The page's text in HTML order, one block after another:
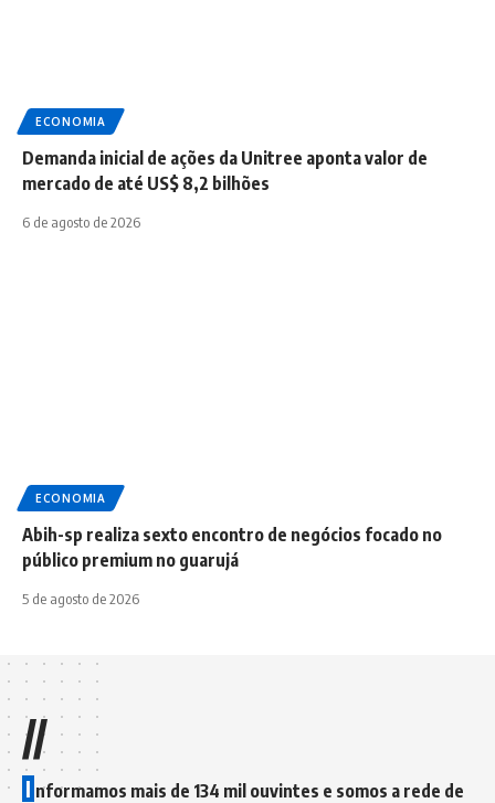
ECONOMIA
Demanda inicial de ações da Unitree aponta valor de
mercado de até US$ 8,2 bilhões
6 de agosto de 2026
ECONOMIA
Abih-sp realiza sexto encontro de negócios focado no
público premium no guarujá
5 de agosto de 2026
//
I nformamos mais de 134 mil ouvintes e somos a rede de